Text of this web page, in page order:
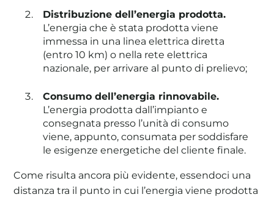
Distribuzione dell’energia prodotta.
L’energia che è stata prodotta viene
immessa in una linea elettrica diretta
(entro 10 km) o nella rete elettrica
nazionale, per arrivare al punto di prelievo;
Consumo dell’energia rinnovabile.
L’energia prodotta dall’impianto e
consegnata presso l’unità di consumo
viene, appunto, consumata per soddisfare
le esigenze energetiche del cliente finale.
Come risulta ancora più evidente, essendoci una
distanza tra il punto in cui l’energia viene prodotta